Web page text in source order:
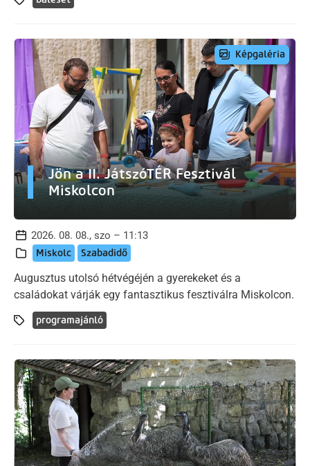
Képgaléria
Jön a II. JátszóTÉR Fesztivál
Miskolcon
2026. 08. 08., szo – 11:13
Miskolc Szabadidő
Augusztus utolsó hétvégéjén a gyerekeket és a
családokat várják egy fantasztikus fesztiválra Miskolcon.
programajánló